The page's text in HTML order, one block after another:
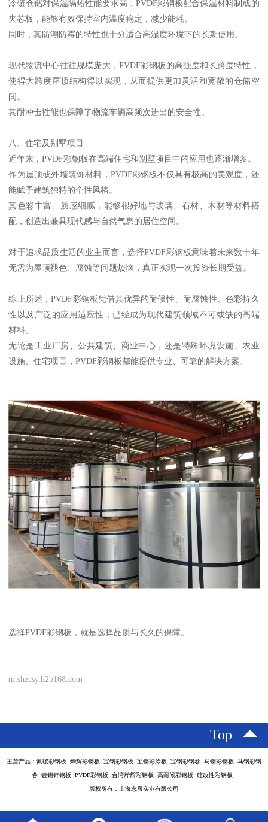
冷链仓储对保温隔热性能要求高，PVDF彩钢板配合保温材料制成的
夹芯板，能够有效保持室内温度稳定，减少能耗。
同时，其防潮防霉的特性也十分适合高湿度环境下的长期使用。
现代物流中心往往规模庞大，PVDF彩钢板的高强度和长跨度特性，
使得大跨度屋顶结构得以实现，从而提供更加灵活和宽敞的仓储空
间。
其耐冲击性能也保障了物流车辆高频次进出的安全性。
八、住宅及别墅项目
近年来，PVDF彩钢板在高端住宅和别墅项目中的应用也逐渐增多。
作为屋顶或外墙装饰材料，PVDF彩钢板不仅具有极高的美观度，还
能赋予建筑独特的个性风格。
其色彩丰富、质感细腻，能够很好地与玻璃、石材、木材等材料搭
配，创造出兼具现代感与自然气息的居住空间。
对于追求品质生活的业主而言，选择PVDF彩钢板意味着未来数十年
无需为屋顶褪色、腐蚀等问题烦恼，真正实现一次投资长期受益。
综上所述，PVDF彩钢板凭借其优异的耐候性、耐腐蚀性、色彩持久
性以及广泛的应用适应性，已经成为现代建筑领域不可或缺的高端
材料。
无论是工业厂房、公共建筑、商业中心，还是特殊环境设施、农业
设施、住宅项目，PVDF彩钢板都能提供专业、可靠的解决方案。
选择PVDF彩钢板，就是选择品质与长久的保障。
m.shzcsy.b2b168.com
Top
主营产品：氟碳彩钢板 烨辉彩钢板 宝钢彩钢板 宝钢彩涂板 宝钢彩钢卷 马钢彩钢板 马钢彩钢
卷 镀铝锌钢板 PVDF彩钢板 台湾烨辉彩钢板 高耐候彩钢板 硅改性彩钢板
版权所有：上海志辰实业有限公司